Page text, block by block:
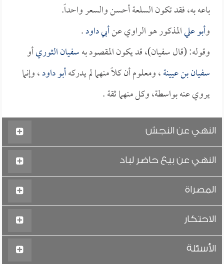
باعه به، فقد تكون السلعة أحسن والسعر واحداً.
وأبو عليالمذكور هو الراوي عنأبي داود.
وقوله: (قال سفيان)، قد يكون المقصود بهسفيان الثوريأو
سفيان بن عيينة، ومعلوم أن كلاً منهما لم يدركهأبو داود، وإنما
يروي عنه بواسطة، وكل منهما ثقة .
النهي عن النجش
النهي عن بيع حاضر لباد
المصراة
الاحتكار
الأسئلة